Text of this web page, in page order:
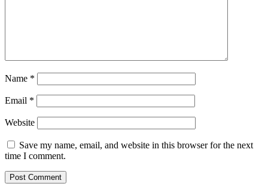
Name *
Email *
Website
Save my name, email, and website in this browser for the next
time I comment.